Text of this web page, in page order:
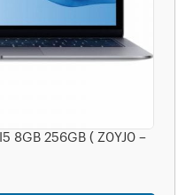
8GB 256GB ( Z0YJ0 –